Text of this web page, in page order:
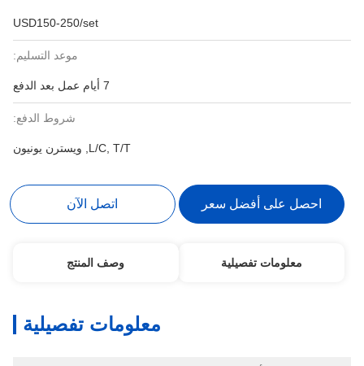
USD150-250/set
موعد التسليم:
شروط الدفع:
L/C, T/T, ويسترن يونيون
احصل على أفضل سعر اتصل الآن
معلومات تفصيلية وصف المنتج
معلومات تفصيلية